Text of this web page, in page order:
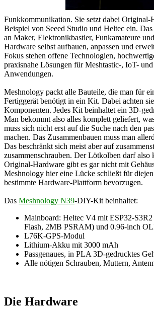
Funkkommunikation. Sie setzt dabei Original-
Beispiel von Seeed Studio und Heltec ein.
an Maker, Elektronikbastler, Funkamateure
Hardware selbst aufbauen, anpassen und
Fokus stehen offene Technologien,
praxisnahe Lösungen für Meshtastic-, IoT-
Anwendungen.
Meshnology packt alle Bauteile, die man für
Fertiggerät benötigt in ein Kit. Dabei achten
Komponenten. Jedes Kit beinhaltet ein 3D-
Man bekommt also alles komplett geliefert,
muss sich nicht erst auf die Suche nach den
machen. Das Zusammenbauen muss man
Das beschränkt sich meist aber auf
zusammenschrauben. Der Lötkolben darf also
Original-Hardware gibt es gar nicht mit
Meshnology hier eine Lücke schließt für
bestimmte Hardware-Plattform bevorzugen.
Das Meshnology N39-DIY-Kit beinhaltet:
Mainboard: Heltec V4 mit ESP32-
Flash, 2MB PSRAM) und 0.96-inch
L76K-GPS-Modul
Lithium-Akku mit 3000 mAh
Passgenaues, in PLA 3D-gedrucktes
Alle nötigen Schrauben, Muttern,
Die Hardware